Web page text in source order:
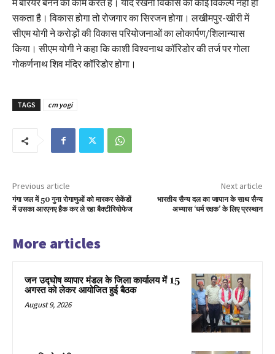
में बैरियर बनने का काम करते हैं। याद रखना विकास का कोई विकल्प नहीं हो
सकता है। विकास होगा तो रोजगार का सिरजन होगा। लखीमपुर-खीरी में
सीएम योगी ने करोड़ों की विकास परियोजनाओं का लोकार्पण/शिलान्यास
किया। सीएम योगी ने कहा कि काशी विश्वनाथ कॉरिडोर की तर्ज पर गोला
गोकर्णनाथ शिव मंदिर कॉरिडोर होगा।
TAGS cm yogi
Previous article
गंगा जल में 50 गुना रोगाणुओं को मारकर सेकेंडों
में उसका आरएनए हैक कर ले रहा बैक्टीरियोफेज
Next article
भारतीय सैन्य दल का जापान के साथ सैन्य
अभ्यास ‘धर्म रक्षक’ के लिए प्रस्थान
More articles
जन उद्घोष व्यापार मंडल के जिला कार्यालय में 15
अगस्त को लेकर आयोजित हुई बैठक
August 9, 2026